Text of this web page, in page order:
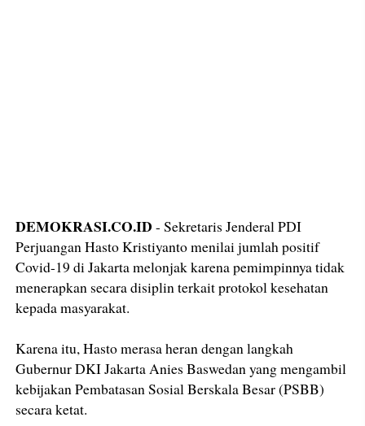
DEMOKRASI.CO.ID - Sekretaris Jenderal PDI
Perjuangan Hasto Kristiyanto menilai jumlah positif
Covid-19 di Jakarta melonjak karena pemimpinnya tidak
menerapkan secara disiplin terkait protokol kesehatan
kepada masyarakat.
Karena itu, Hasto merasa heran dengan langkah
Gubernur DKI Jakarta Anies Baswedan yang mengambil
kebijakan Pembatasan Sosial Berskala Besar (PSBB)
secara ketat.